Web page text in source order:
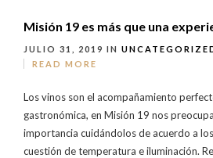
Misión 19 es más que una
JULIO 31, 2019 IN
READ MORE
Los vinos son el acompañamiento
gastronómica, en Misión 19 nos
importancia cuidándolos de acuerdo a
cuestión de temperatura e iluminación.